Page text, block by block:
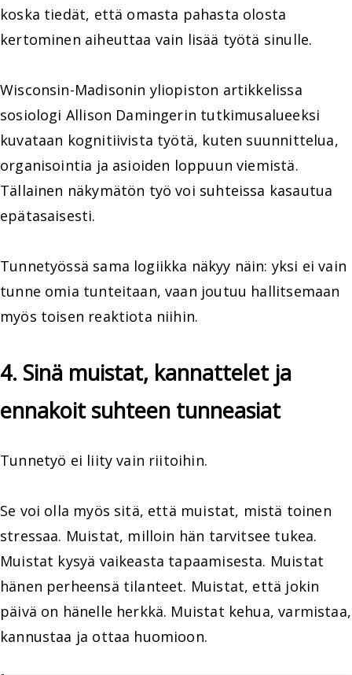
koska tiedät, että omasta pahasta olosta
kertominen aiheuttaa vain lisää työtä sinulle.
Wisconsin-Madisonin yliopiston artikkelissa
sosiologi Allison Damingerin tutkimusalueeksi
kuvataan kognitiivista työtä, kuten suunnittelua,
organisointia ja asioiden loppuun viemistä.
Tällainen näkymätön työ voi suhteissa kasautua
epätasaisesti.
Tunnetyössä sama logiikka näkyy näin: yksi ei vain
tunne omia tunteitaan, vaan joutuu hallitsemaan
myös toisen reaktiota niihin.
4. Sinä muistat, kannattelet ja
ennakoit suhteen tunneasiat
Tunnetyö ei liity vain riitoihin.
Se voi olla myös sitä, että muistat, mistä toinen
stressaa. Muistat, milloin hän tarvitsee tukea.
Muistat kysyä vaikeasta tapaamisesta. Muistat
hänen perheensä tilanteet. Muistat, että jokin
päivä on hänelle herkkä. Muistat kehua, varmistaa,
kannustaa ja ottaa huomioon.